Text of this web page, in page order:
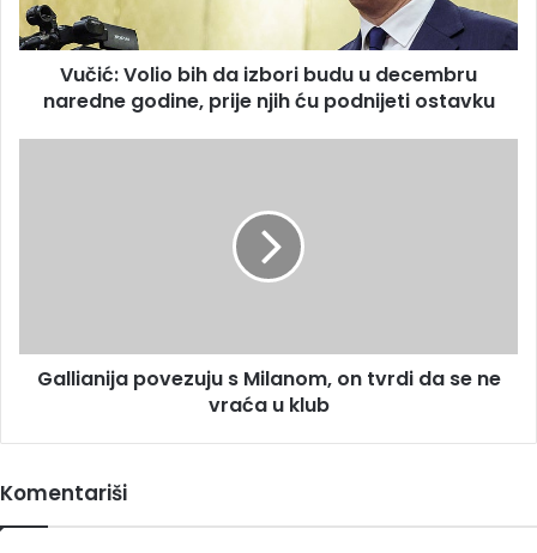
decembru
naredne
godine,
prije
Vučić: Volio bih da izbori budu u decembru
naredne godine, prije njih ću podnijeti ostavku
ne
vraća
Gallianija povezuju s Milanom, on tvrdi da se ne
vraća u klub
Komentariši